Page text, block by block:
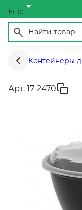
Ещё
Контейнеры
Арт. 17-2470